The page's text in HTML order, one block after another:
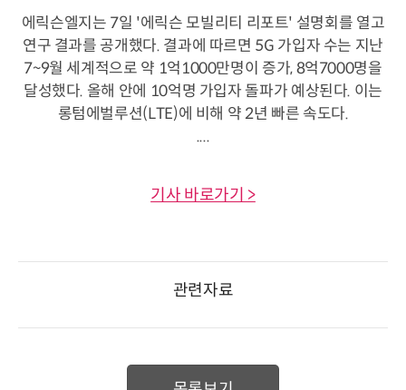
에릭슨엘지는 7일 '에릭슨 모빌리티 리포트' 설명회를 열고
연구 결과를 공개했다. 결과에 따르면 5G 가입자 수는 지난
7~9월 세계적으로 약 1억1000만명이 증가, 8억7000명을
달성했다. 올해 안에 10억명 가입자 돌파가 예상된다. 이는
롱텀에벌루션(LTE)에 비해 약 2년 빠른 속도다.
....
기사 바로가기 >
관련자료